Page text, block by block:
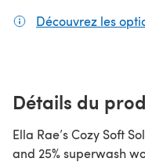
Découvrez les
Détails du
Ella Rae’s Cozy Soft
and 25% superwash